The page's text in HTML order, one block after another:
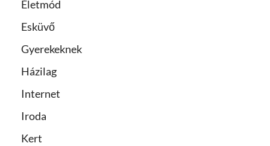
Életmód
Esküvő
Gyerekeknek
Házilag
Internet
Iroda
Kert